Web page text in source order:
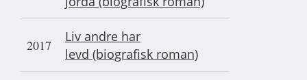
2017
Liv andre har
levd (biografisk roman)